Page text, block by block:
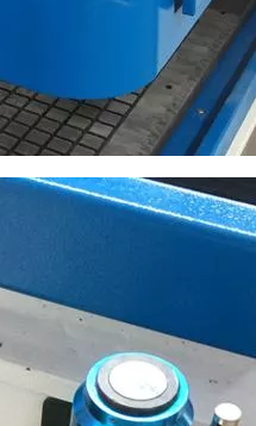
spindle
220V)
y programa piloto servo